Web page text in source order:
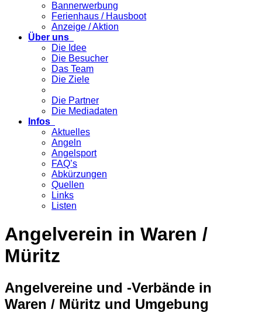
Bannerwerbung
Ferienhaus / Hausboot
Anzeige / Aktion
Über uns
Die Idee
Die Besucher
Das Team
Die Ziele
Die Partner
Die Mediadaten
Infos
Aktuelles
Angeln
Angelsport
FAQ’s
Abkürzungen
Quellen
Links
Listen
Angelverein in Waren /
Müritz
Angelvereine und -Verbände in
Waren / Müritz und Umgebung